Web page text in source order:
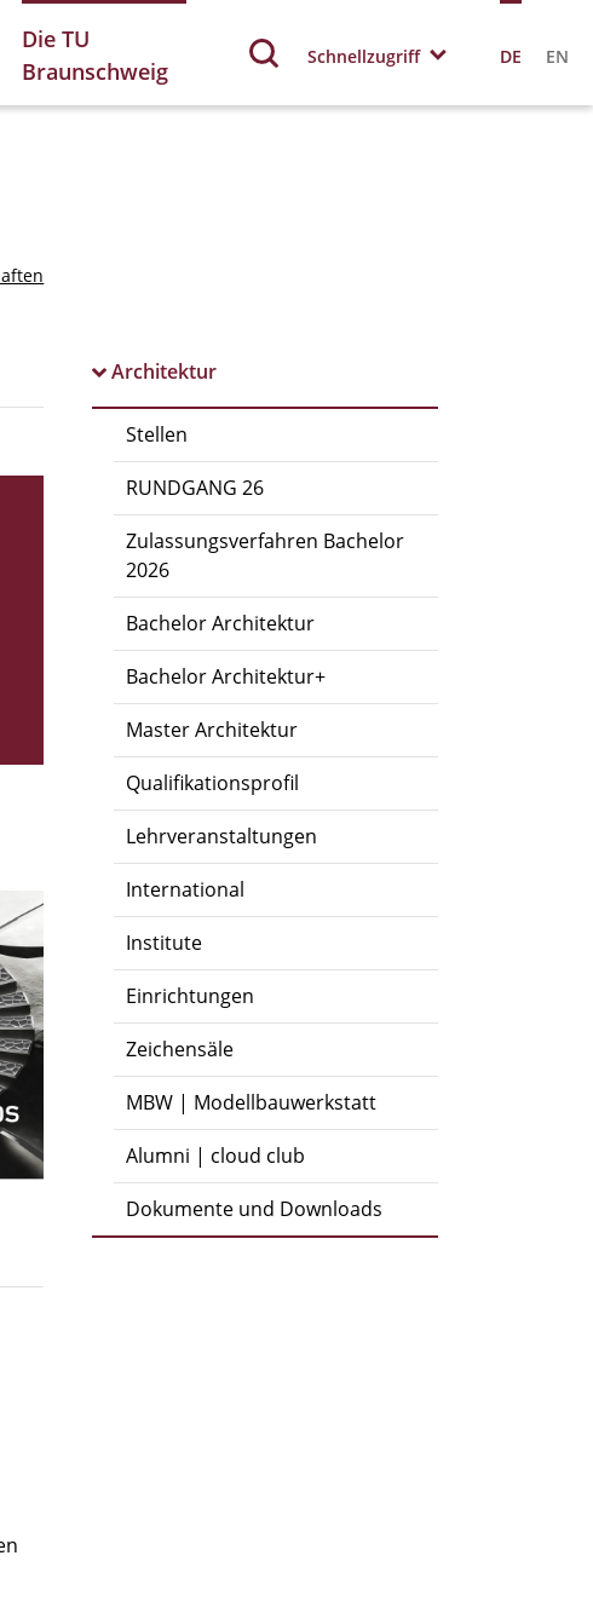
Die TU
Braunschweig
Schnellzugriff DE EN
Architektur
Stellen
RUNDGANG 26
Zulassungsverfahren Bachelor
2026
Bachelor Architektur
Bachelor Architektur+
Master Architektur
Qualifikationsprofil
Lehrveranstaltungen
International
Institute
Einrichtungen
Zeichensäle
MBW | Modellbauwerkstatt
Alumni | cloud club
Dokumente und Downloads